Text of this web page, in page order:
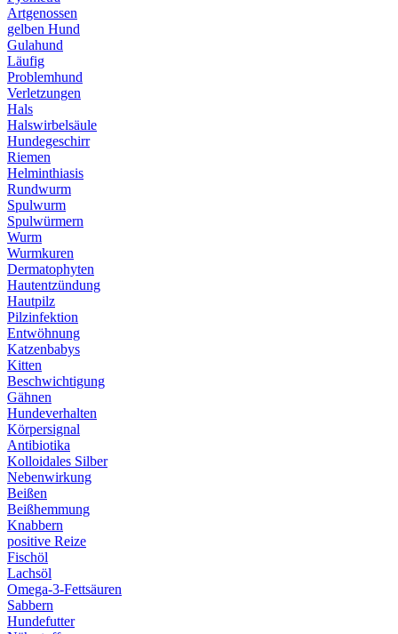
Artgenossen
gelben Hund
Gulahund
Läufig
Problemhund
Verletzungen
Hals
Halswirbelsäule
Hundegeschirr
Riemen
Helminthiasis
Rundwurm
Spulwurm
Spulwürmern
Wurm
Wurmkuren
Dermatophyten
Hautentzündung
Hautpilz
Pilzinfektion
Entwöhnung
Katzenbabys
Kitten
Beschwichtigung
Gähnen
Hundeverhalten
Körpersignal
Antibiotika
Kolloidales Silber
Nebenwirkung
Beißen
Beißhemmung
Knabbern
positive Reize
Fischöl
Lachsöl
Omega-3-Fettsäuren
Sabbern
Hundefutter